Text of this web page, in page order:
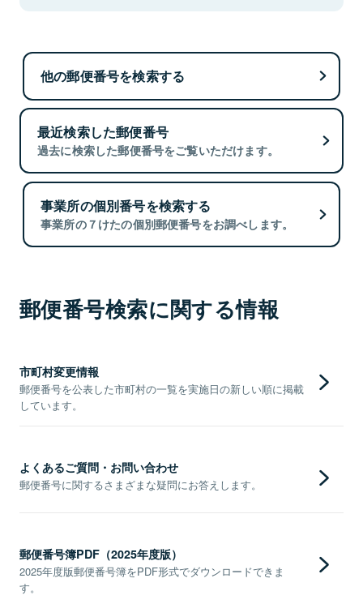
他の郵便番号を検索する
最近検索した郵便番号
過去に検索した郵便番号をご覧いただけます。
事業所の個別番号を検索する
事業所の７けたの個別郵便番号をお調べします。
郵便番号検索に関する情報
市町村変更情報
郵便番号を公表した市町村の一覧を実施日の新しい順に掲載
しています。
よくあるご質問・お問い合わせ
郵便番号に関するさまざまな疑問にお答えします。
郵便番号簿PDF（2025年度版）
2025年度版郵便番号簿をPDF形式でダウンロードできま
す。